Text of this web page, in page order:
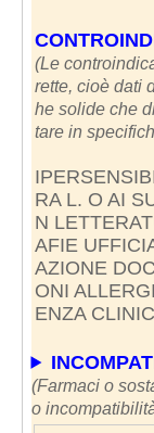
(Le
rette, cioè dati
he solide che
tare in
RA L. O AI
N
AFIE
AZIONE
ONI
ENZA
(Farmaci o
o